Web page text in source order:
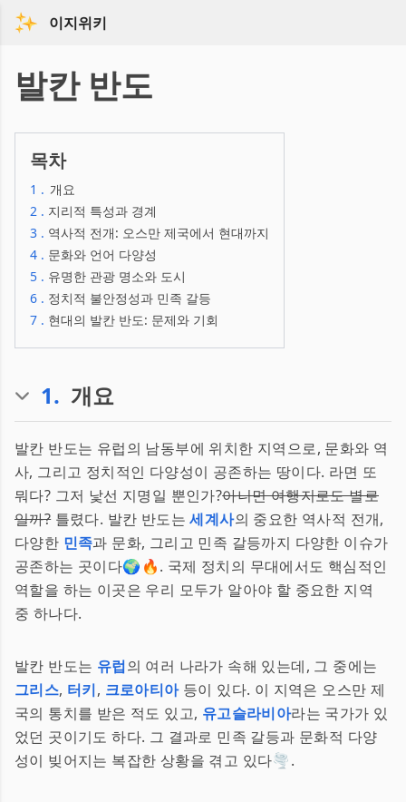
이지위키
발칸 반도
목차
1 . 개요
2 . 지리적 특성과 경계
3 . 역사적 전개: 오스만 제국에서 현대까지
4 . 문화와 언어 다양성
5 . 유명한 관광 명소와 도시
6 . 정치적 불안정성과 민족 갈등
7 . 현대의 발칸 반도: 문제와 기회
1. 개요
발칸 반도는 유럽의 남동부에 위치한 지역으로, 문화와 역
사, 그리고 정치적인 다양성이 공존하는 땅이다. 라면 또
뭐다? 그저 낯선 지명일 뿐인가?아니면 여행지로도 별로
일까?틀렸다. 발칸 반도는세계사의 중요한 역사적 전개,
다양한 민족과 문화, 그리고 민족 갈등까지 다양한 이슈가
공존하는 곳이다🌍🔥. 국제 정치의 무대에서도 핵심적인
역할을 하는 이곳은 우리 모두가 알아야 할 중요한 지역
중 하나다.
발칸 반도는 유럽의 여러 나라가 속해 있는데, 그 중에는
그리스, 터키, 크로아티아등이 있다. 이 지역은 오스만 제
국의 통치를 받은 적도 있고, 유고슬라비아라는 국가가 있
었던 곳이기도 하다. 그 결과로 민족 갈등과 문화적 다양
성이 빚어지는 복잡한 상황을 겪고 있다🌪️.